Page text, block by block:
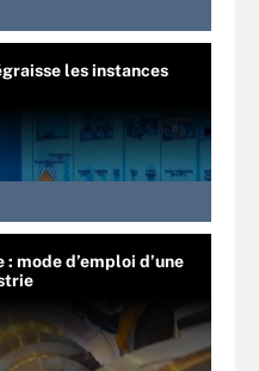
les instances
mode d’emploi d’une